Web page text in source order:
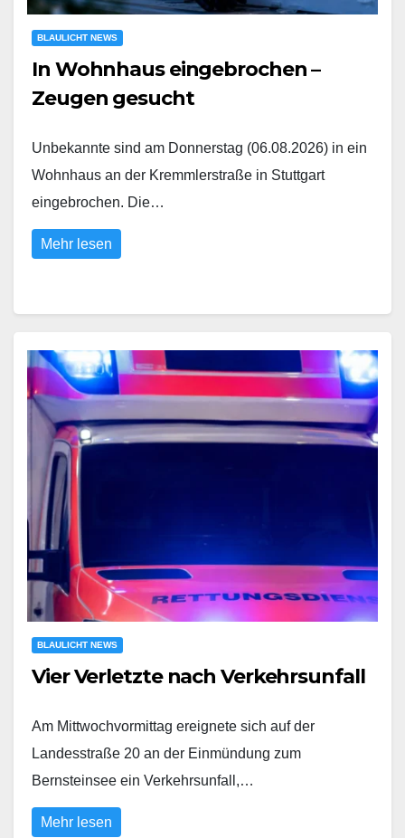
BLAULICHT NEWS
In Wohnhaus eingebrochen –
Zeugen gesucht
Unbekannte sind am Donnerstag (06.08.2026) in ein
Wohnhaus an der Kremmlerstraße in Stuttgart
eingebrochen. Die…
Mehr lesen
BLAULICHT NEWS
Vier Verletzte nach Verkehrsunfall
Am Mittwochvormittag ereignete sich auf der
Landesstraße 20 an der Einmündung zum
Bernsteinsee ein Verkehrsunfall,…
Mehr lesen